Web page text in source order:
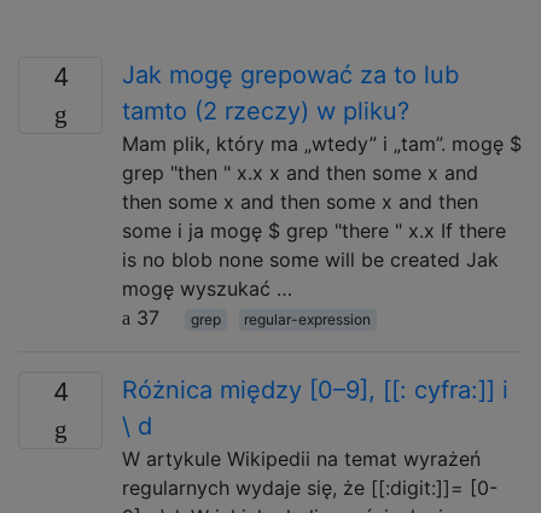
4
Jak mogę grepować za to lub
tamto (2 rzeczy) w pliku?
Mam plik, który ma „wtedy” i „tam”. mogę $
grep "then " x.x x and then some x and
then some x and then some x and then
some i ja mogę $ grep "there " x.x If there
is no blob none some will be created Jak
mogę wyszukać …
37
grep regular-expression
4
Różnica między [0–9], [[: cyfra:]] i
\ d
W artykule Wikipedii na temat wyrażeń
regularnych wydaje się, że [[:digit:]]= [0-